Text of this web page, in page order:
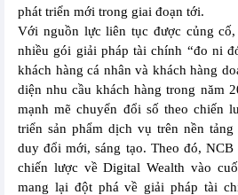
phát triển mới trong giai đoạn tới.
Với nguồn lực liên tục được củng
nhiều gói giải pháp tài chính “đo ni
khách hàng cá nhân và khách hàng
diện nhu cầu khách hàng trong năm
mạnh mẽ chuyển đổi số theo chiến
triển sản phẩm dịch vụ trên nền
duy đổi mới, sáng tạo. Theo đó, NCB
chiến lược về Digital Wealth vào
mang lại đột phá về giải pháp tài